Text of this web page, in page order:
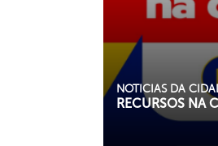
NOTICIAS DA
RECURSOS NA